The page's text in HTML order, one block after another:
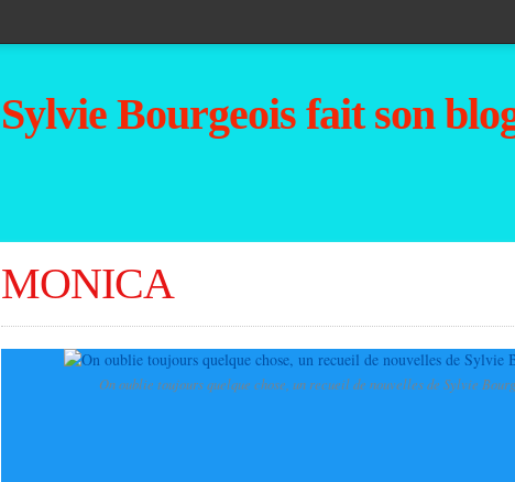
Sylvie Bourgeois fait son
MONICA
On oublie toujours quelque chose, un recueil de nouvelles de Sylvie